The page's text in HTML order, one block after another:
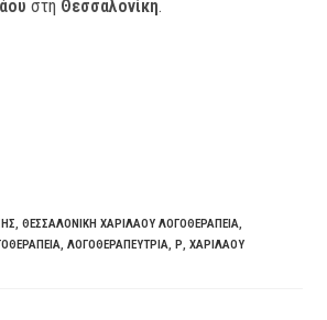
στη Θεσσαλονίκη.
, ΘΕΣΣΑΛΟΝΊΚΗ ΧΑΡΙΛΆΟΥ ΛΟΓΟΘΕΡΑΠΕΊΑ,
, ΛΟΓΟΘΕΡΑΠΕΎΤΡΙΑ, Ρ, ΧΑΡΙΛΆΟΥ